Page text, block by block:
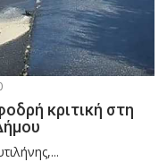
κριτική στη